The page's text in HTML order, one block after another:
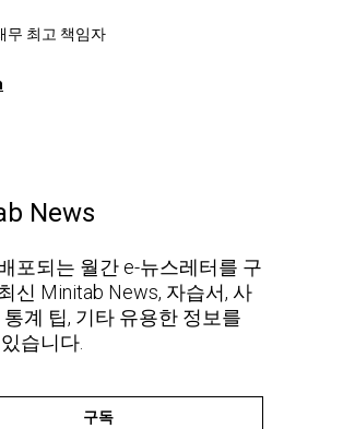
무 최고 책임자
News
포되는 월간 e-뉴스레터를 구
신 Minitab News, 자습서, 사
통계 팁, 기타 유용한 정보를
습니다.
구독